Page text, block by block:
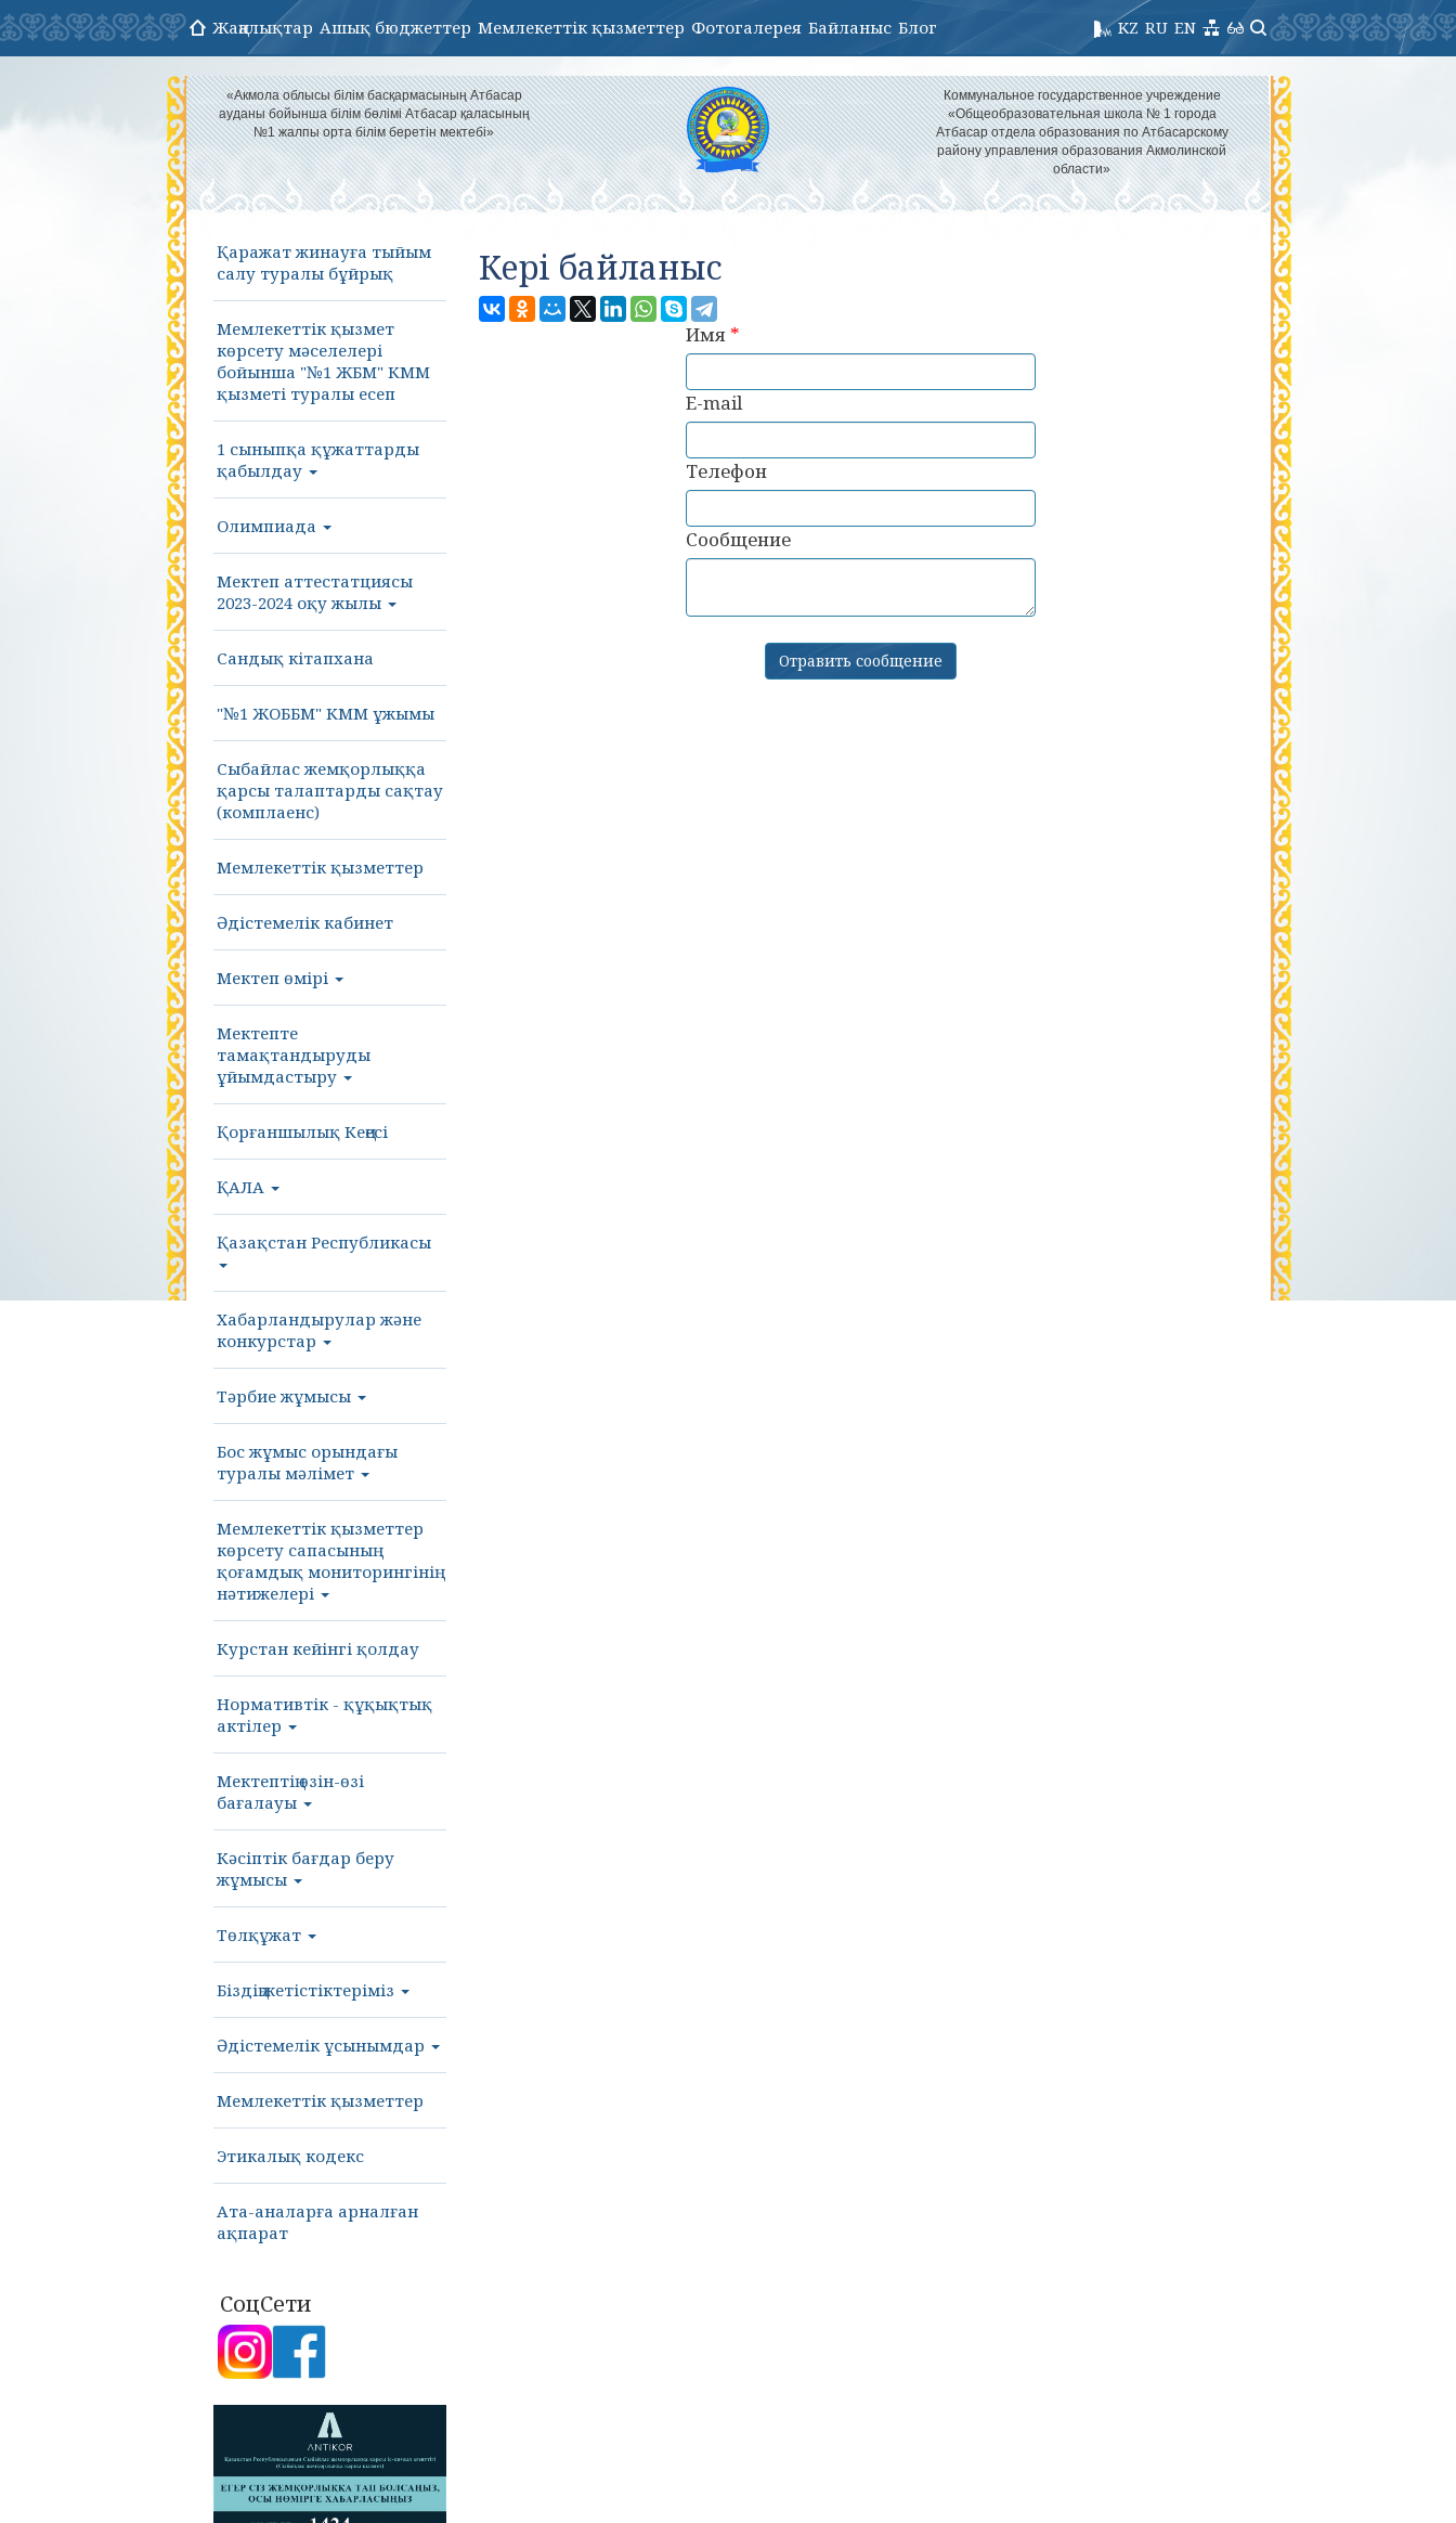
Жаңалықтар Ашық бюджеттер Мемлекеттік қызметтер Фотогалерея Байланыс Блог EN
RU
KZ
«Акмола облысы білім басқармасының Атбасар
ауданы бойынша білім бөлімі Атбасар қаласының
№1 жалпы орта білім беретін мектебі»
Коммунальное государственное учреждение
«Общеобразовательная школа № 1 города
Атбасар отдела образования по Атбасарскому
району управления образования Акмолинской
области»
Қаражат жинауға тыйым
салу туралы бұйрық
Мемлекеттік қызмет
көрсету мәселелері
бойынша "№1 ЖБМ" КММ
қызметі туралы есеп
1 сыныпқа құжаттарды
қабылдау
Олимпиада
Мектеп аттестатциясы
2023-2024 оқу жылы
Сандық кітапхана
"№1 ЖОББМ" КММ ұжымы
Сыбайлас жемқорлыққа
қарсы талаптарды сақтау
(комплаенс)
Мемлекеттік қызметтер
Әдістемелік кабинет
Мектеп өмірі
Мектепте
тамақтандыруды
ұйымдастыру
Қорғаншылық Кеңесі
ҚАЛА
Қазақстан Республикасы
Хабарландырулар және
конкурстар
Тәрбие жұмысы
Бос жұмыс орындағы
туралы мәлімет
Мемлекеттік қызметтер
көрсету сапасының
қоғамдық мониторингінің
нәтижелері
Курстан кейінгі қолдау
Нормативтік - құқықтық
актілер
Мектептің өзін-өзі
бағалауы
Кәсіптік бағдар беру
жұмысы
Төлқұжат
Біздің жетістіктеріміз
Әдістемелік ұсынымдар
Мемлекеттік қызметтер
Этикалық кодекс
Ата-аналарға арналған
ақпарат
СоцСети
Кері байланыс
Имя *
E-mail
Телефон
Сообщение